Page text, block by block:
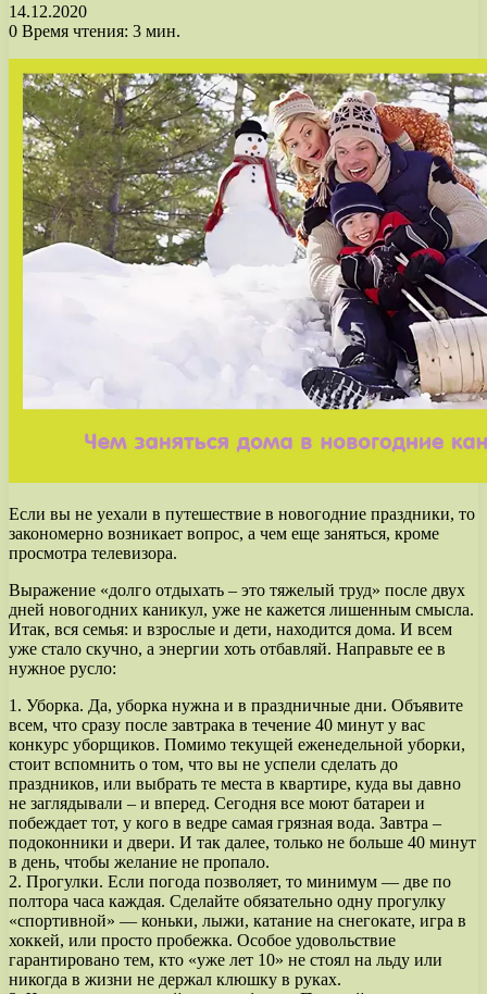
14.12.2020
0 Время чтения: 3 мин.
Если вы не уехали в путешествие в новогодние праздники, то
закономерно возникает вопрос, а чем еще заняться, кроме
просмотра телевизора.
Выражение «долго отдыхать – это тяжелый труд» после двух
дней новогодних каникул, уже не кажется лишенным смысла.
Итак, вся семья: и взрослые и дети, находится дома. И всем
уже стало скучно, а энергии хоть отбавляй. Направьте ее в
нужное русло:
1. Уборка. Да, уборка нужна и в праздничные дни. Объявите
всем, что сразу после завтрака в течение 40 минут у вас
конкурс уборщиков. Помимо текущей еженедельной уборки,
стоит вспомнить о том, что вы не успели сделать до
праздников, или выбрать те места в квартире, куда вы давно
не заглядывали – и вперед. Сегодня все моют батареи и
побеждает тот, у кого в ведре самая грязная вода. Завтра –
подоконники и двери. И так далее, только не больше 40 минут
в день, чтобы желание не пропало.
2. Прогулки. Если погода позволяет, то минимум — две по
полтора часа каждая. Сделайте обязательно одну прогулку
«спортивной» — коньки, лыжи, катание на снегокате, игра в
хоккей, или просто пробежка. Особое удовольствие
гарантировано тем, кто «уже лет 10» не стоял на льду или
никогда в жизни не держал клюшку в руках.